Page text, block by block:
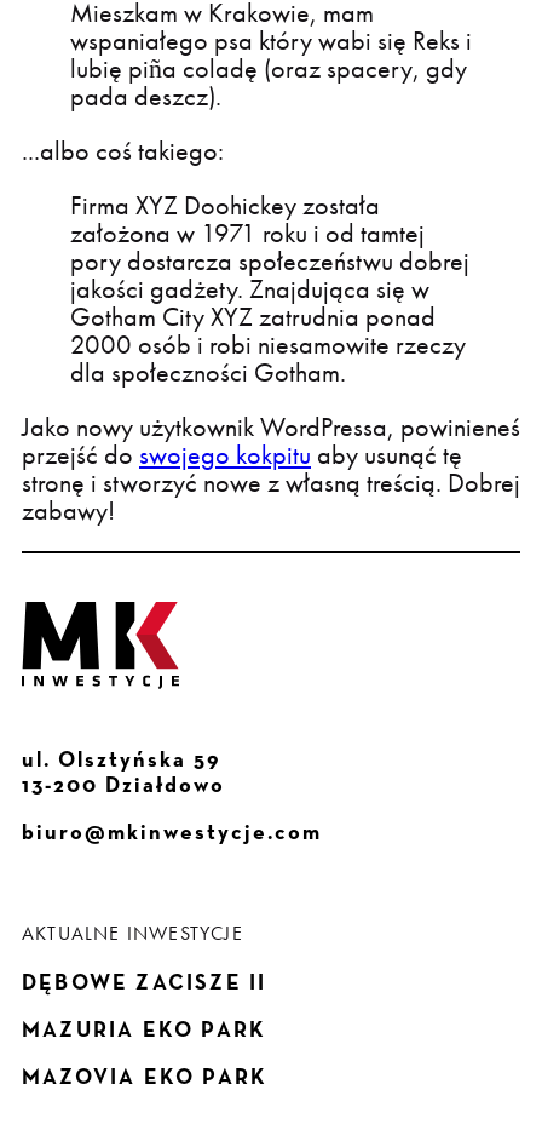
Mieszkam w Krakowie, mam
wspaniałego psa który wabi się Reks i
lubię piña coladę (oraz spacery, gdy
pada deszcz).
...albo coś takiego:
Firma XYZ Doohickey została
założona w 1971 roku i od tamtej
pory dostarcza społeczeństwu dobrej
jakości gadżety. Znajdująca się w
Gotham City XYZ zatrudnia ponad
2000 osób i robi niesamowite rzeczy
dla społeczności Gotham.
Jako nowy użytkownik WordPressa, powinieneś
przejść do swojego kokpitu aby usunąć tę
stronę i stworzyć nowe z własną treścią. Dobrej
zabawy!
ul. Olsztyńska 59
13-200 Działdowo
biuro@mkinwestycje.com
AKTUALNE INWESTYCJE
DĘBOWE ZACISZE II
MAZURIA EKO PARK
MAZOVIA EKO PARK